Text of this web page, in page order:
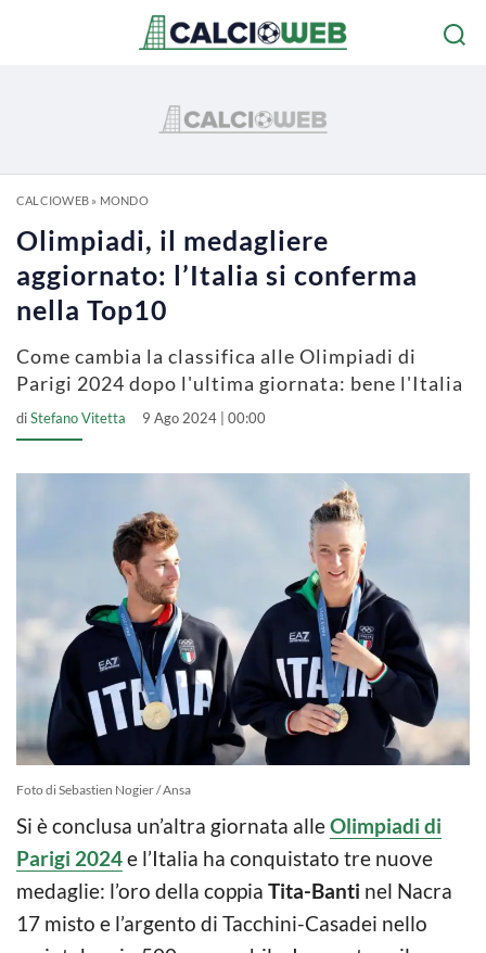
CALCIOWEB» MONDO
Olimpiadi, il medagliere
aggiornato: l’Italia si conferma
nella Top10
Come cambia la classifica alle Olimpiadi di
Parigi 2024 dopo l'ultima giornata: bene l'Italia
diStefano Vitetta 9 Ago 2024 | 00:00
Foto di Sebastien Nogier / Ansa
Si è conclusa un’altra giornata alleOlimpiadi di
Parigi 2024e l’Italia ha conquistato tre nuove
medaglie: l’oro della coppia Tita-Banti nel Nacra
17 misto e l’argento di Tacchini-Casadei nello